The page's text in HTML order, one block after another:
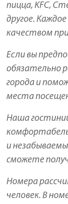
пицца, KFC,
другое.
качеством
Если вы
обязательно
города и
места
Наша
и
сможете
Номера
человек. В